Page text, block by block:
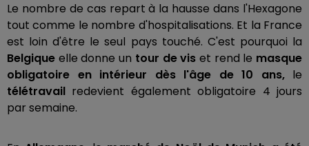
Le nombre de cas repart à la hausse dans l'Hexagone
tout comme le nombre d'hospitalisations. Et la France
est loin d'être le seul pays touché. C'est pourquoi la
Belgique elle donne un tour de vis et rend le masque
obligatoire en intérieur dès l'âge de 10 ans,le
télétravail redevient également obligatoire 4 jours
par semaine.